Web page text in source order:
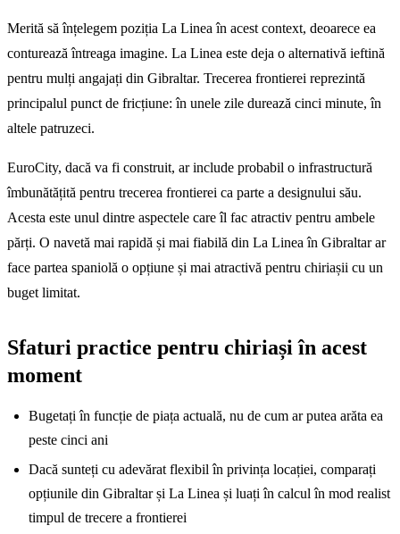
Merită să înțelegem poziția La Linea în acest context, deoarece ea
conturează întreaga imagine. La Linea este deja o alternativă ieftină
pentru mulți angajați din Gibraltar. Trecerea frontierei reprezintă
principalul punct de fricțiune: în unele zile durează cinci minute, în
altele patruzeci.
EuroCity, dacă va fi construit, ar include probabil o infrastructură
îmbunătățită pentru trecerea frontierei ca parte a designului său.
Acesta este unul dintre aspectele care îl fac atractiv pentru ambele
părți. O navetă mai rapidă și mai fiabilă din La Linea în Gibraltar ar
face partea spaniolă o opțiune și mai atractivă pentru chiriașii cu un
buget limitat.
Sfaturi practice pentru chiriași în acest
moment
Bugetați în funcție de piața actuală, nu de cum ar putea arăta ea
peste cinci ani
Dacă sunteți cu adevărat flexibil în privința locației, comparați
opțiunile din Gibraltar și La Linea și luați în calcul în mod realist
timpul de trecere a frontierei